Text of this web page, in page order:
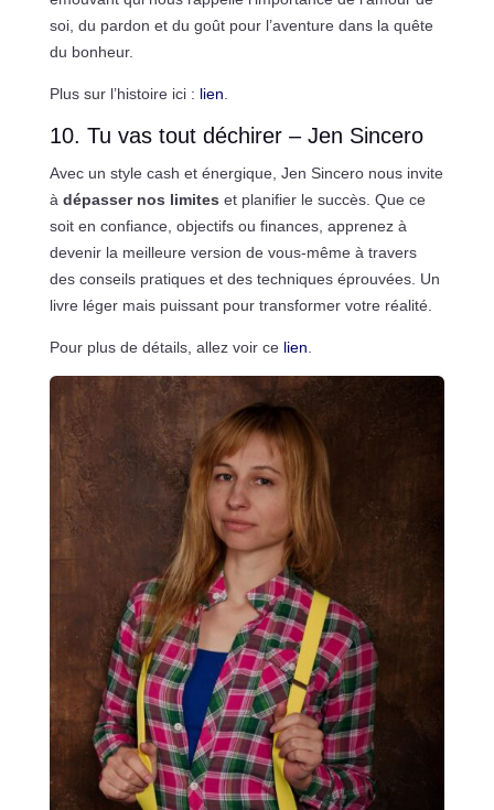
soi, du pardon et du goût pour l’aventure dans la quête
du bonheur.
Plus sur l’histoire ici : lien
10. Tu vas tout déchirer – Jen Sincero
Avec un style cash et énergique, Jen Sincero nous invite
à dépasser nos limites et planifier le succès. Que ce
soit en confiance, objectifs ou finances, apprenez à
devenir la meilleure version de vous-même à travers
des conseils pratiques et des techniques éprouvées. Un
livre léger mais puissant pour transformer votre réalité.
Pour plus de détails, allez voir ce lien